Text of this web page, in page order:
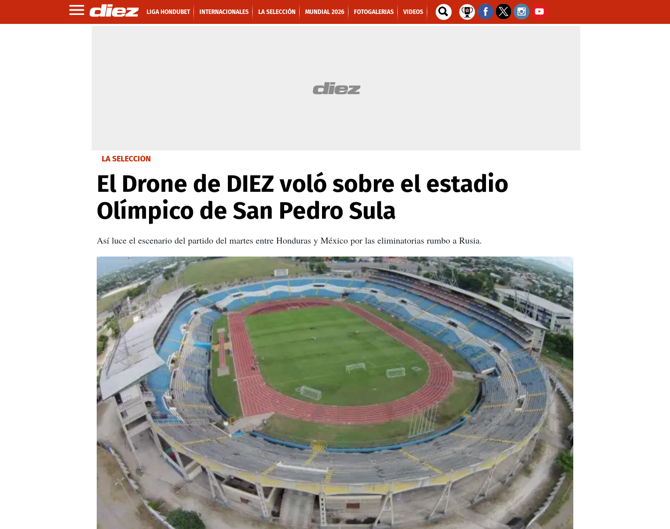
LIGA HONDUBET INTERNACIONALES LA SELECCIÓN MUNDIAL 2026 FOTOGALERIAS VIDEOS
LA SELECCIÓN
El Drone de DIEZ voló sobre el estadio
Olímpico de San Pedro Sula
Así luce el escenario del partido del martes entre Honduras y México por las eliminatorias rumbo a Rusia.
X